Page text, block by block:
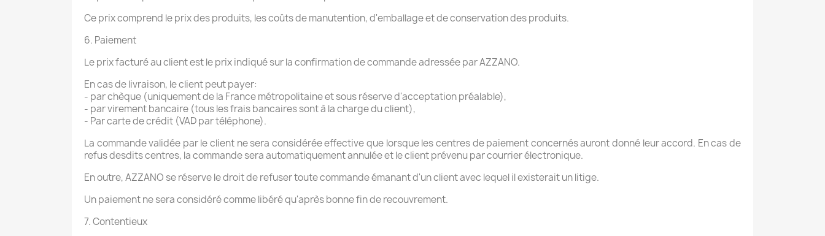
Ce prix comprend le prix des produits, les coûts de manutention, d'emballage et de conservation des produits.
6. Paiement
Le prix facturé au client est le prix indiqué sur la confirmation de commande adressée par AZZANO.
En cas de livraison, le client peut payer:
- par chèque (uniquement de la France métropolitaine et sous réserve d'acceptation préalable),
- par virement bancaire (tous les frais bancaires sont à la charge du client),
- Par carte de crédit (VAD par téléphone).
La commande validée par le client ne sera considérée effective que lorsque les centres de paiement concernés auront donné leur accord. En cas de
refus desdits centres, la commande sera automatiquement annulée et le client prévenu par courrier électronique.
En outre, AZZANO se réserve le droit de refuser toute commande émanant d'un client avec lequel il existerait un litige.
Un paiement ne sera considéré comme libéré qu'après bonne fin de recouvrement.
7. Contentieux